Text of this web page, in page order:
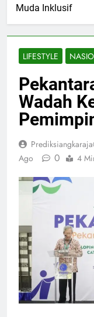
Muda Inklusif
LIFESTYLE
Wadah
Ago
0 4